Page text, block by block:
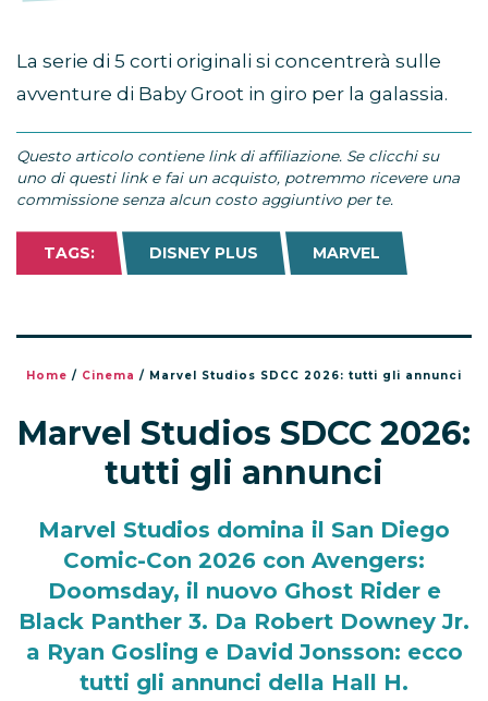
La serie di 5 corti originali si concentrerà sulle
avventure di Baby Groot in giro per la galassia.
Questo articolo contiene link di affiliazione. Se clicchi su
uno di questi link e fai un acquisto, potremmo ricevere una
commissione senza alcun costo aggiuntivo per te.
TAGS: DISNEY PLUS MARVEL
Home / Cinema / Marvel Studios SDCC 2026: tutti gli annunci
Marvel Studios SDCC 2026:
tutti gli annunci
Marvel Studios domina il San Diego
Comic-Con 2026 con Avengers:
Doomsday, il nuovo Ghost Rider e
Black Panther 3. Da Robert Downey Jr.
a Ryan Gosling e David Jonsson: ecco
tutti gli annunci della Hall H.